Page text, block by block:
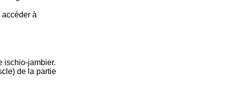
accéder à
ischio-jambier.
de la partie